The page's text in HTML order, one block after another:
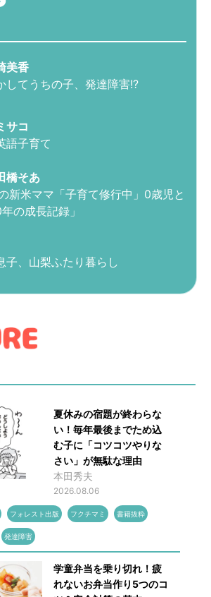
美香
してうちの子、発達障害!?
サコ
語子育て
橋そあ
新米ママ「子育て修行中」0歳児と
の成長記録」
子、山梨ふたり暮らし
夏休みの宿題が終わらな
い！毎年最後までため込
む子に「コツコツやりな
さい」が無駄な理由
本田秀夫
2026.08.06
フォレスト出版 フクチマミ 書籍抜粋
発達障害
学童弁当を乗り切れ！疲
れないお弁当作り5つのコ